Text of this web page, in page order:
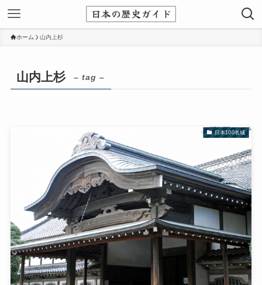
ホーム 山内上杉
山内上杉 – tag –
日本100名城